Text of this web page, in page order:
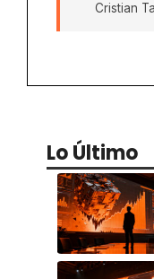
Cristian
Lo Último